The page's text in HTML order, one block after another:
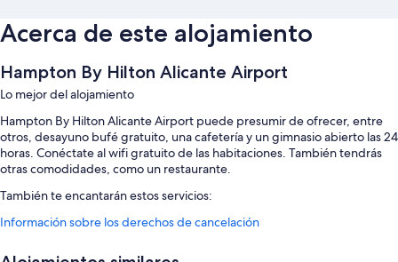
Acerca de este alojamiento
Hampton By Hilton Alicante Airport
Lo mejor del alojamiento
Hampton By Hilton Alicante Airport puede presumir de ofrecer, entre
otros, desayuno bufé gratuito, una cafetería y un gimnasio abierto las 24
horas. Conéctate al wifi gratuito de las habitaciones. También tendrás
otras comodidades, como un restaurante.
También te encantarán estos servicios:
Una piscina al aire libre de temporada
Información sobre los derechos de cancelación